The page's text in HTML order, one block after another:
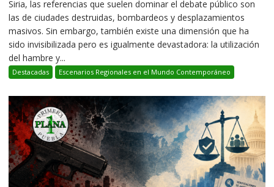
Siria, las referencias que suelen dominar el debate público son
las de ciudades destruidas, bombardeos y desplazamientos
masivos. Sin embargo, también existe una dimensión que ha
sido invisibilizada pero es igualmente devastadora: la utilización
del hambre y...
Destacadas Escenarios Regionales en el Mundo Contemporáneo